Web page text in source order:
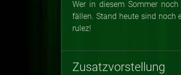
Wer in diesem Sommer
fällen. Stand heute sind noch
rulez!
Zusatzvorstellung